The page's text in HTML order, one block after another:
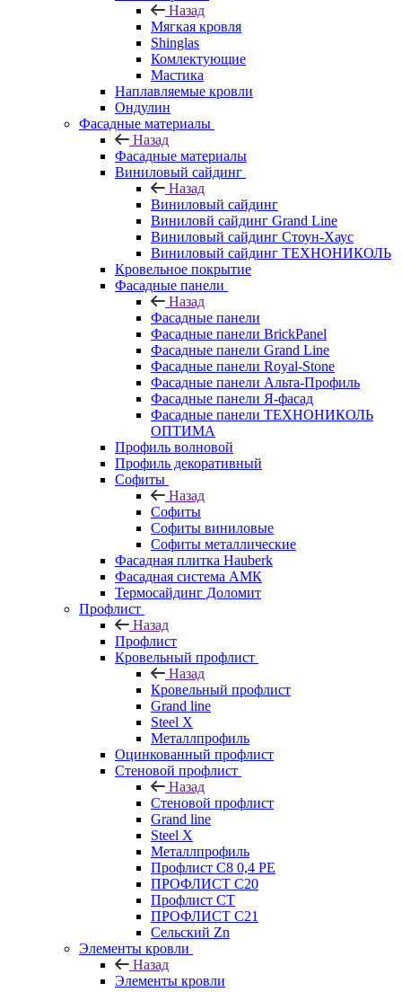
Назад
Мягкая кровля
Shinglas
Комлектующие
Мастика
Наплавляемые кровли
Ондулин
Фасадные материалы
Назад
Фасадные материалы
Виниловый сайдинг
Назад
Виниловый сайдинг
Виниловй сайдинг Grand Line
Виниловый сайдинг Стоун-Хаус
Виниловый сайдинг ТЕХНОНИКОЛЬ
Кровельное покрытие
Фасадные панели
Назад
Фасадные панели
Фасадные панели BrickPanel
Фасадные панели Grand Line
Фасадные панели Royal-Stone
Фасадные панели Альта-Профиль
Фасадные панели Я-фасад
Фасадные панели ТЕХНОНИКОЛЬ
ОПТИМА
Профиль волновой
Профиль декоративный
Софиты
Назад
Софиты
Софиты виниловые
Софиты металлические
Фасадная плитка Hauberk
Фасадная система АМК
Термосайдинг Доломит
Профлист
Назад
Профлист
Кровельный профлист
Назад
Кровельный профлист
Grand line
Steel X
Металлпрофиль
Оцинкованный профлист
Стеновой профлист
Назад
Стеновой профлист
Grand line
Steel X
Металлпрофиль
Профлист С8 0,4 РЕ
ПРОФЛИСТ С20
Профлист СТ
ПРОФЛИСТ С21
Сельский Zn
Элементы кровли
Назад
Элементы кровли